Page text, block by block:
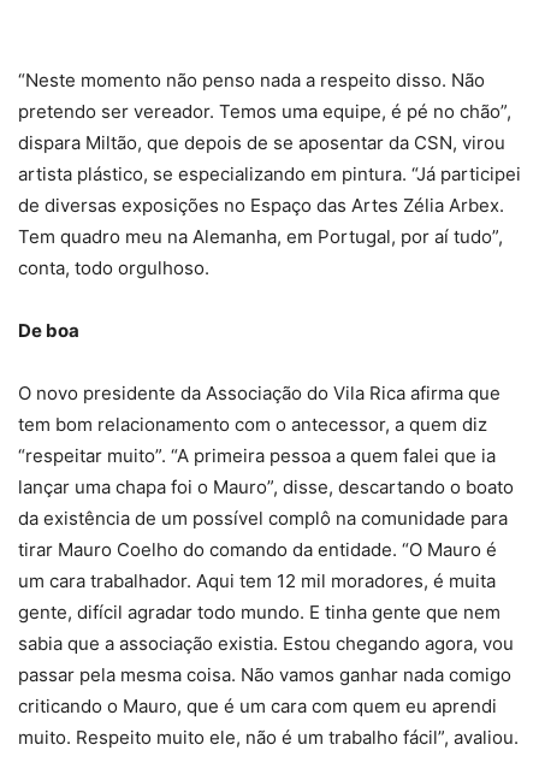
“Neste momento não penso nada a respeito disso. Não
pretendo ser vereador. Temos uma equipe, é pé no chão”,
dispara Miltão, que depois de se aposentar da CSN, virou
artista plástico, se especializando em pintura. “Já participei
de diversas exposições no Espaço das Artes Zélia Arbex.
Tem quadro meu na Alemanha, em Portugal, por aí tudo”,
conta, todo orgulhoso.
De boa
O novo presidente da Associação do Vila Rica afirma que
tem bom relacionamento com o antecessor, a quem diz
“respeitar muito”. “A primeira pessoa a quem falei que ia
lançar uma chapa foi o Mauro”, disse, descartando o boato
da existência de um possível complô na comunidade para
tirar Mauro Coelho do comando da entidade. “O Mauro é
um cara trabalhador. Aqui tem 12 mil moradores, é muita
gente, difícil agradar todo mundo. E tinha gente que nem
sabia que a associação existia. Estou chegando agora, vou
passar pela mesma coisa. Não vamos ganhar nada comigo
criticando o Mauro, que é um cara com quem eu aprendi
muito. Respeito muito ele, não é um trabalho fácil”, avaliou.